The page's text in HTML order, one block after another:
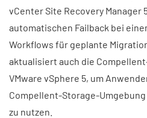
vCenter Site Recovery
automatischen Failback bei
Workflows für geplante
aktualisiert auch die
VMware vSphere 5, um
Compellent-Storage-
zu nutzen.